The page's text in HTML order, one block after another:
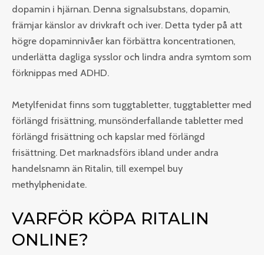
dopamin i hjärnan. Denna signalsubstans, dopamin,
främjar känslor av drivkraft och iver. Detta tyder på att
högre dopaminnivåer kan förbättra koncentrationen,
underlätta dagliga sysslor och lindra andra symtom som
förknippas med ADHD.
Metylfenidat finns som tuggtabletter, tuggtabletter med
förlängd frisättning, munsönderfallande tabletter med
förlängd frisättning och kapslar med förlängd
frisättning. Det marknadsförs ibland under andra
handelsnamn än Ritalin, till exempel buy
methylphenidate.
VARFÖR KÖPA RITALIN
ONLINE?